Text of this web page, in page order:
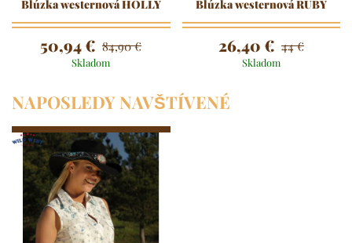
Blúzka westernová HOLLY
50,94 € 84,90 €
Skladom
Blúzka westernová RUBY
26,40 € 44 €
Skladom
NAPOSLEDY NAVŠTÍVENÉ